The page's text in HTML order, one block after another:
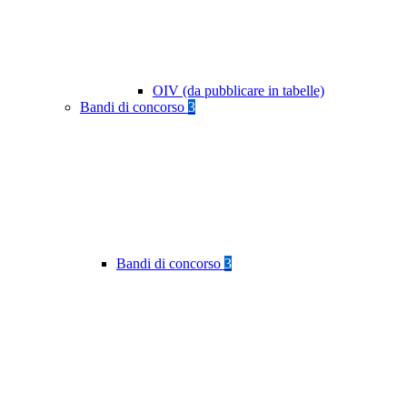
OIV (da pubblicare in tabelle)
Bandi di concorso 3
Bandi di concorso 3